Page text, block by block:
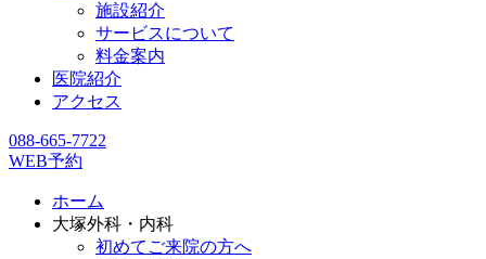
施設紹介
サービスについて
料金案内
医院紹介
アクセス
088-665-7722
WEB予約
ホーム
大塚外科・内科
初めてご来院の方へ